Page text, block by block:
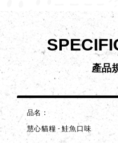
產品
品名
慧心貓糧 - 鮭魚口味